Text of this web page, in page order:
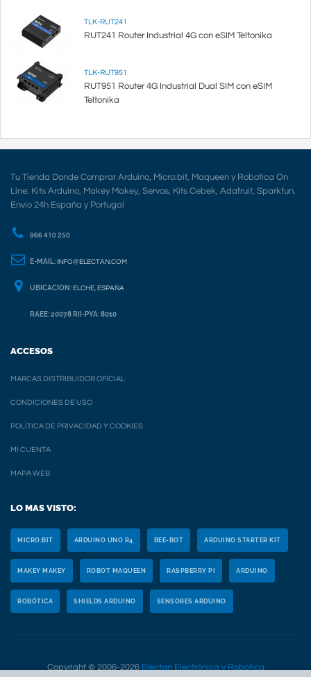
TLK-RUT241
RUT241 Router Industrial 4G con eSIM Teltonika
TLK-RUT951
RUT951 Router 4G Industrial Dual SIM con eSIM
Teltonika
Tu Tienda Donde Comprar Arduino, Micro:bit, Maqueen y Robotica On
Line: Kits Arduino, Makey Makey, Servos, Kits Cebek, Adafruit, Sparkfun.
Envio 24h España y Portugal
966 410 250
E-MAIL: INFO@ELECTAN.COM
UBICACION: ELCHE, ESPAÑA
RAEE: 20078 RII-PYA: 8010
ACCESOS
MARCAS DISTRIBUIDOR OFICIAL
CONDICIONES DE USO
POLÍTICA DE PRIVACIDAD Y COOKIES
MI CUENTA
MAPA WEB
LO MAS VISTO:
MICRO:BIT ARDUINO UNO R4 BEE-BOT ARDUINO STARTER KIT
MAKEY MAKEY ROBOT MAQUEEN RASPBERRY PI ARDUINO
ROBÓTICA SHIELDS ARDUINO SENSORES ARDUINO
Copyright © 2006-2026 Electan Electrónica y Robótica